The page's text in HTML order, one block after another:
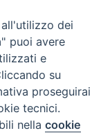
riservati - Vita
Torna
Preferenze Cookie
dei
puoi avere
e
su
proseguirai
tecnici.
nellacookie